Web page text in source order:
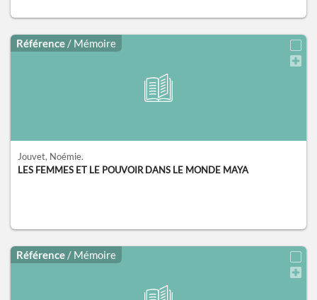
Référence / Mémoire
Jouvet, Noémie.
LES FEMMES ET LE POUVOIR DANS LE MONDE MAYA
Référence / Mémoire